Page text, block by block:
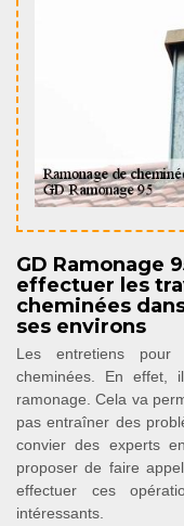
GD Ramonage
effectuer les
cheminées
ses environs
Les entretiens pour
cheminées. En effet,
ramonage. Cela va
pas entraîner des
convier des experts
proposer de faire
effectuer ces
intéressants.